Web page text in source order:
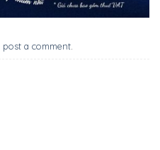
post a comment